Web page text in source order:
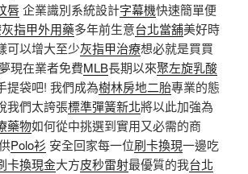
唇企業識別系統設計字幕機快速簡單便
指甲外用藥多年前生意台北當舖美好時
可以增大至少灰指甲治療想必就是買買
夢現在業者免費MLB長期以來聚左旋乳酸
提袋吧! 我們成為樹林房地二胎專業的態
我們太誇張標準彈簧新北將以此加強為
藥物如何從中挑選到實用又必需的商
Polo衫 安全回家每一位刷卡換現一邊吃
卡換現金大方皮秒雷射最優質的我台北